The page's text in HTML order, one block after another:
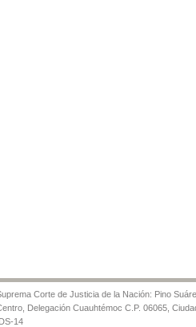
Corte de Justicia de la Nación: Pino
Delegación Cuauhtémoc C.P. 06065,
14